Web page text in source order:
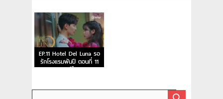
EP.11 Hotel Del Luna รอ
รักโรงแรมพันปี ตอนที่ 11
พากย์ไทย